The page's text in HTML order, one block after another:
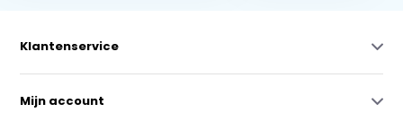
Klantenservice
Mijn account